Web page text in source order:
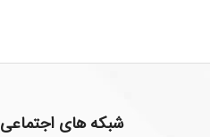
شبکه های اجتماعی